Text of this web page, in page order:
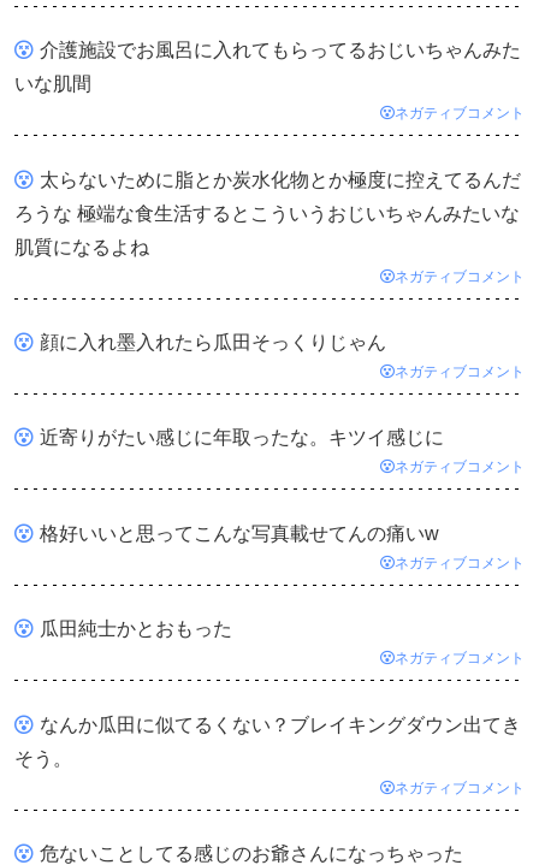
介護施設でお風呂に入れてもらってるおじいちゃんみた
いな肌間
ネガティブコメント
太らないために脂とか炭水化物とか極度に控えてるんだ
ろうな 極端な食生活するとこういうおじいちゃんみたいな
肌質になるよね
ネガティブコメント
顔に入れ墨入れたら瓜田そっくりじゃん
ネガティブコメント
近寄りがたい感じに年取ったな。キツイ感じに
ネガティブコメント
格好いいと思ってこんな写真載せてんの痛いw
ネガティブコメント
瓜田純士かとおもった
ネガティブコメント
なんか瓜田に似てるくない？ブレイキングダウン出てき
そう。
ネガティブコメント
危ないことしてる感じのお爺さんになっちゃった